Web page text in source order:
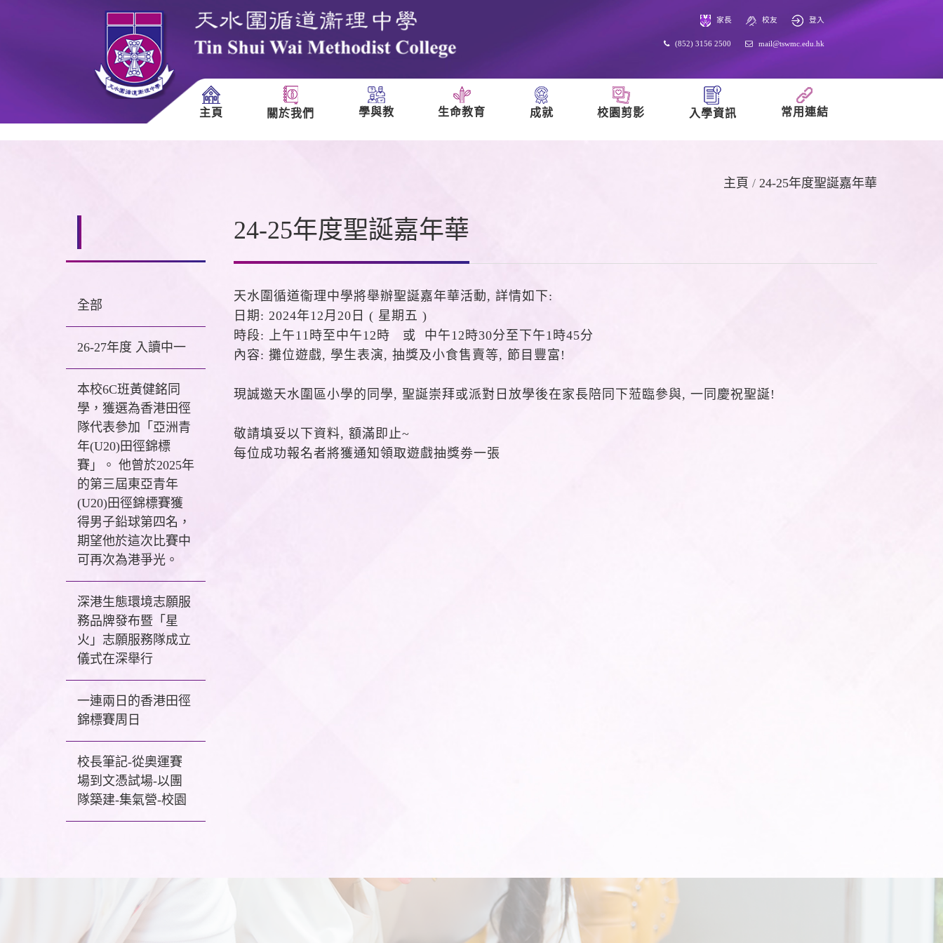
家長 校友 登入
(852) 3156 2500 mail@tswmc.edu.hk
主頁 關於我們 學與教 生命教育 成就 校園剪影 入學資訊 常用連結
主頁 / 24-25年度聖誕嘉年華
全部
26-27年度 入讀中一
本校6C班黃健銘同
學，獲選為香港田徑
隊代表參加「亞洲青
年(U20)田徑錦標
賽」。 他曾於2025年
的第三屆東亞青年
(U20)田徑錦標賽獲
得男子鉛球第四名，
期望他於這次比賽中
可再次為港爭光。
深港生態環境志願服
務品牌發布暨「星
火」志願服務隊成立
儀式在深舉行
一連兩日的香港田徑
錦標賽周日
校長筆記-從奧運賽
場到文憑試場-以團
隊築建-集氣營-校園
24-25年度聖誕嘉年華
天水圍循道衞理中學將舉辦聖誕嘉年華活動, 詳情如下:
日期: 2024年12月20日 ( 星期五 )
時段: 上午11時至中午12時 或 中午12時30分至下午1時45分
內容: 攤位遊戲, 學生表演, 抽獎及小食售賣等, 節目豐富!
現誠邀天水圍區小學的同學, 聖誕崇拜或派對日放學後在家長陪同下蒞臨參與, 一同慶祝聖誕!
敬請填妥以下資料, 額滿即止~
每位成功報名者將獲通知領取遊戲抽獎劵一張